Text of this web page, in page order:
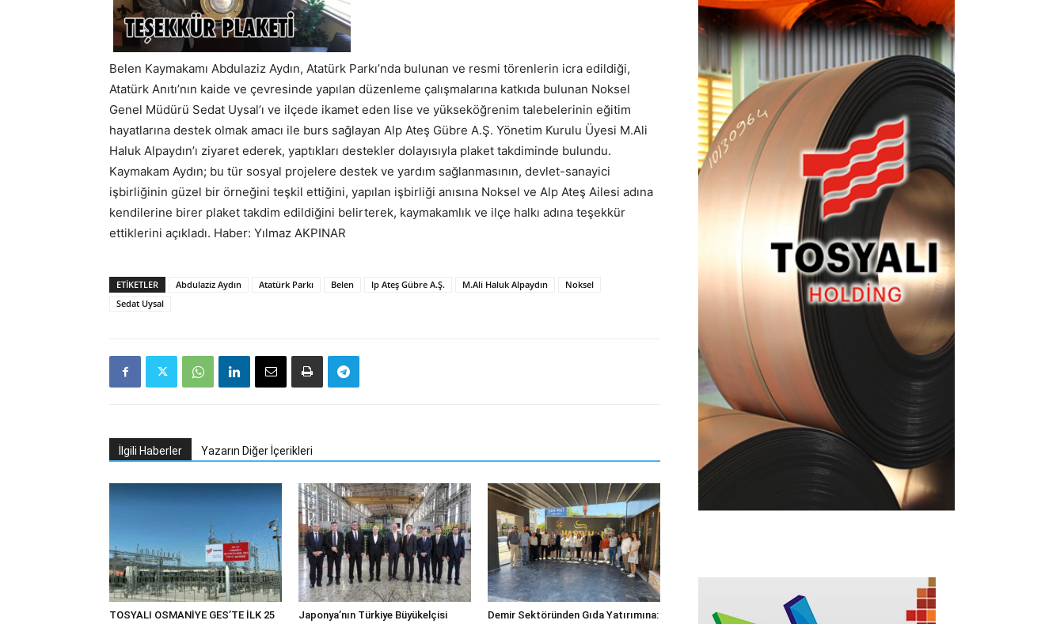
Belen Kaymakamı Abdulaziz Aydın, Atatürk Parkı’nda bulunan ve resmi törenlerin icra edildiği,
Atatürk Anıtı’nın kaide ve çevresinde yapılan düzenleme çalışmalarına katkıda bulunan Noksel
Genel Müdürü Sedat Uysal’ı ve ilçede ikamet eden lise ve yükseköğrenim talebelerinin eğitim
hayatlarına destek olmak amacı ile burs sağlayan Alp Ateş Gübre A.Ş. Yönetim Kurulu Üyesi M.Ali
Haluk Alpaydın’ı ziyaret ederek, yaptıkları destekler dolayısıyla plaket takdiminde bulundu.
Kaymakam Aydın; bu tür sosyal projelere destek ve yardım sağlanmasının, devlet-sanayici
işbirliğinin güzel bir örneğini teşkil ettiğini, yapılan işbirliği anısına Noksel ve Alp Ateş Ailesi adına
kendilerine birer plaket takdim edildiğini belirterek, kaymakamlık ve ilçe halkı adına teşekkür
ettiklerini açıkladı. Haber: Yılmaz AKPINAR
ETIKETLER Abdulaziz Aydın Atatürk Parkı Belen lp Ateş Gübre A.Ş. M.Ali Haluk Alpaydın
Noksel
Sedat Uysal
İlgili Haberler Yazarın Diğer İçerikleri
TOSYALI OSMANİYE GES’TE İLK 25
Japonya’nın Türkiye Büyükelçisi
Demir Sektöründen Gıda Yatırımına: